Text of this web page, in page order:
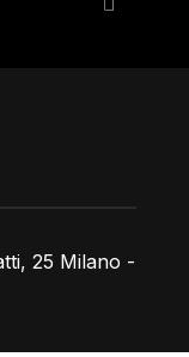
25 Milano -